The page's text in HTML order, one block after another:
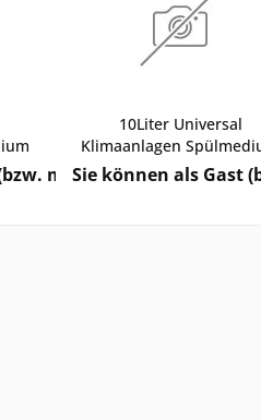
mit Ihrem derzeitigen
10Liter Universal
Klimaanlagen
auf...
Sie können als Gast